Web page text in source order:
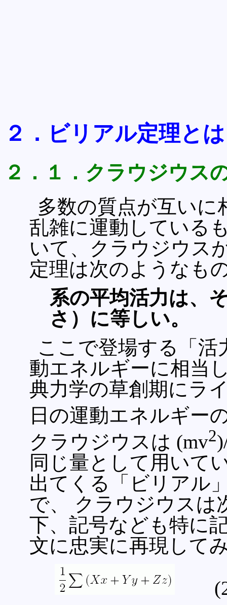
２．ビリアル定理と
２．１．クラウジウス
多数の質点が互いに
乱雑に運動している
いて、クラウジウス
定理は次のようなも
系の平均活力は、
さ）に等しい。
ここで登場する「活
動エネルギーに相当
典力学の草創期にラ
日の運動エネルギー
クラウジウスは (mv2
同じ量として用いて
出てくる「ビリアル
で、 クラウジウスは
下、記号なども特に
文に忠実に再現して